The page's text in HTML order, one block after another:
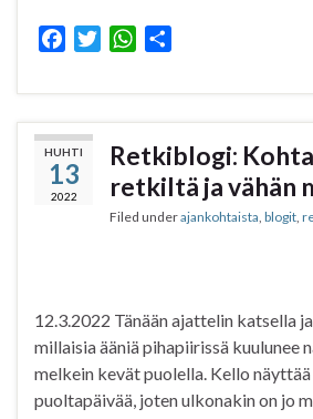
c
e
b
o
o
i
t
W
a
t
A
p
p
a
r
e
HUHTI
13
2022
Retkiblogi:
retkiltä ja vähän
Filed underajankohtaista blogit
12.3.2022 Tänään ajattelin katsella
millaisia ääniä pihapiirissä kuulunee
melkein kevät puolella. Kello näyttää
puoltapäivää, joten ulkonakin on jo